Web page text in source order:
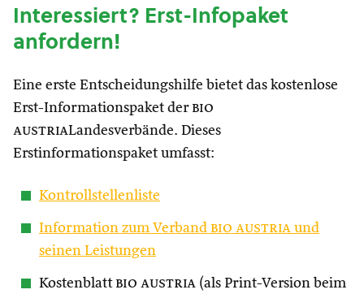
Interessiert? Erst-Infopaket
anfordern!
Eine erste Entscheidungshilfe bietet das kostenlose
Erst-Informationspaket der bio
austriaLandesverbände. Dieses
Erstinformationspaket umfasst:
Kontrollstellenliste
Information zum Verband bio austria und
seinen Leistungen
Kostenblatt bio austria (als Print-Version beim